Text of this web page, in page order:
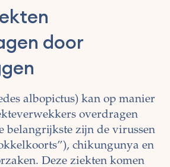
door
albopictus) kan op manier
overdragen
belangrijkste zijn de virussen
chikungunya en
Deze ziekten komen